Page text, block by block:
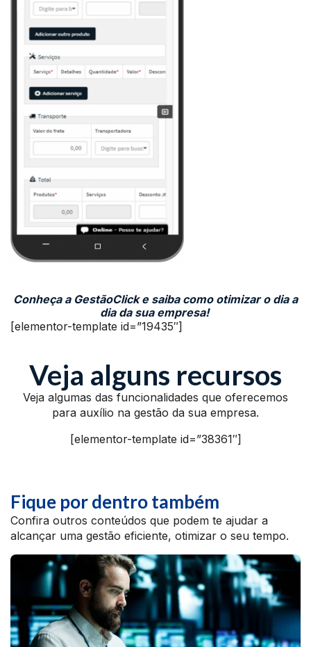
Conheça a GestãoClick e saiba como otimizar o dia a
dia da sua empresa!
[elementor-template id=”19435″]
Veja alguns recursos
Veja algumas das funcionalidades que oferecemos
para auxílio na gestão da sua empresa.
[elementor-template id=”38361″]
Fique por dentro também
Confira outros conteúdos que podem te ajudar a
alcançar uma gestão eficiente, otimizar o seu tempo.